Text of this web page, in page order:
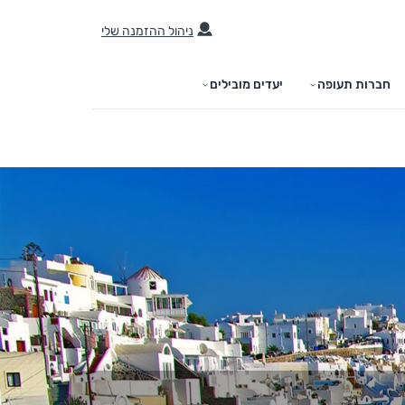
ניהול ההזמנה שלי
חברות תעופה יעדים מובילים